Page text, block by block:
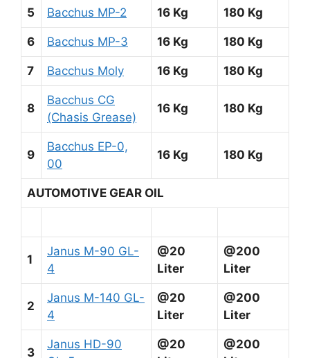
5 Bacchus MP-2 16 Kg 180 Kg
6 Bacchus MP-3 16 Kg 180 Kg
7 Bacchus Moly 16 Kg 180 Kg
8
Bacchus CG
(Chasis Grease)
16 Kg 180 Kg
9
Bacchus EP-0,
00
16 Kg 180 Kg
AUTOMOTIVE GEAR OIL
1
Janus M-90 GL-
4
@20
Liter
@200
Liter
2
Janus M-140 GL-
4
@20
Liter
@200
Liter
3
Janus HD-90
@20
@200